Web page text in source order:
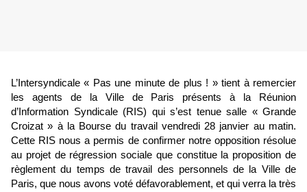
L’Intersyndicale « Pas une minute de plus ! » tient à remercier
les agents de la Ville de Paris présents à la Réunion
d’Information Syndicale (RIS) qui s’est tenue salle « Grande
Croizat » à la Bourse du travail vendredi 28 janvier au matin.
Cette RIS nous a permis de confirmer notre opposition résolue
au projet de régression sociale que constitue la proposition de
règlement du temps de travail des personnels de la Ville de
Paris, que nous avons voté défavorablement, et qui verra la très